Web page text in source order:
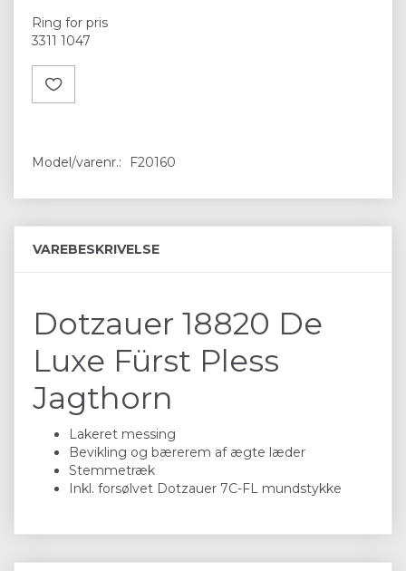
Ring for pris
3311 1047
Model/varenr.: F20160
VAREBESKRIVELSE
Dotzauer 18820 De
Luxe Fürst Pless
Jagthorn
Lakeret messing
Bevikling og bærerem af ægte læder
Stemmetræk
Inkl. forsølvet Dotzauer 7C-FL mundstykke